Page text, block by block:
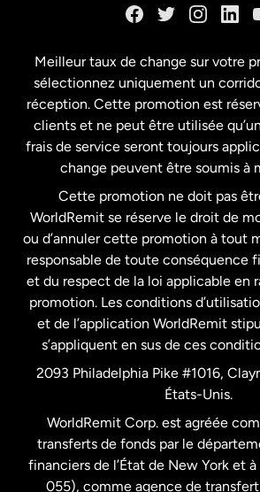
États-Unis English
États-Unis Español
France
Malaisie
Nouvelle-Zélande
Pays-Bas
Royaume-Uni
Suède
Meilleur taux de change sur votre
sélectionnez uniquement un
réception. Cette promotion est
clients et ne peut être utilisée
frais de service seront toujours
change peuvent être soumis à
Cette promotion ne doit pas
WorldRemit se réserve le droit de
ou d’annuler cette promotion à tout
responsable de toute conséquence
et du respect de la loi applicable en
promotion. Les conditions
et de l’application WorldRemit
s’appliquent en sus de ces
2093 Philadelphia Pike #1016,
États-Unis.
WorldRemit Corp. est agréée
transferts de fonds par le
financiers de l’État de New York et
055), comme agence de transfert